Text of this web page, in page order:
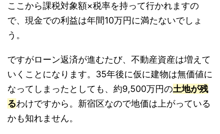
ここから課税対象額×税率を持って行かれますの
で、現金での利益は年間10万円に満たないでしょ
う。
ですがローン返済が進むたび、不動産資産は増えて
いくことになります。35年後に仮に建物は無価値に
なってしまったとしても、約9,500万円の土地が残
るわけですから。新宿区なので地価は上がっている
かも知れません。